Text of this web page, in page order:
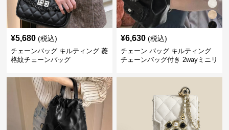
¥5,680 (税込)
チェーンバッグ キルティング 菱
格紋チェーンバッグ
¥6,630 (税込)
チェーン バッグ キルティング
チェーンバッグ付き 2wayミニリ